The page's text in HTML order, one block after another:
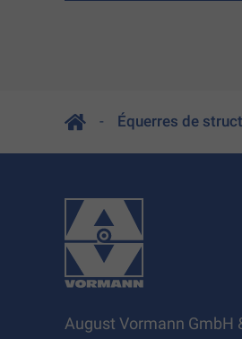
Équerres de
August Vormann GmbH